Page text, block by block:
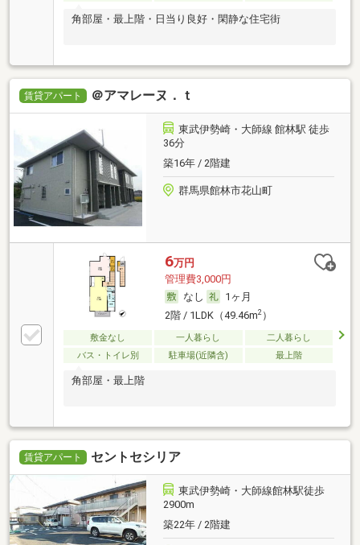
角部屋・最上階・日当り良好・閑静な住宅街
賃貸アパート ＠アマレーヌ．ｔ
東武伊勢崎・大師線 館林駅 徒歩
36分
築16年 / 2階建
群馬県館林市花山町
6万円
管理費3,000円
なし
1ヶ月
2階 / 1LDK（49.46m2）
敷金なし 一人暮らし
二人暮らし
バス・トイレ別
駐車場(近隣含) 最上階
角部屋・最上階
賃貸アパート セントセシリア
東武伊勢崎・大師線館林駅徒歩
2900m
築22年 / 2階建